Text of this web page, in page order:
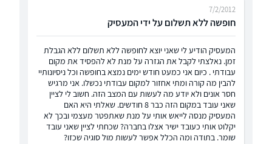
חופשה ללא תשלום על ידי המעסיק
7/2/2012
המעסיק הודיע לי שאני יוצא לחופשה ללא תשלום ללא הגבלת
זמן. נאלצתי לקבל את הגזרה על מנת לא להפסיד את מקום
עבודתי . כיום אני כמעט חודש ימים נמצא בחופשה וכל ניסיונותיי
להבין מה קורה ומתי אחזור למקום עבודתי נכשלו. אני מרגיש
חסר אונים ולא יודע מה לעשות עם המצב הזה. חשוב לי לציין
שאני עובד במקום הזה כבר 8 חודשים. שאלתי היא האם
המעסיק מנסה לייאש אותי על מנת שאתפטר מעצמי ובכך לא
יקלוט אותי כעובד ישיר אצלו בחברה? שכחתי לציין שאני עובד
שומר. בתודה ומה הכלל אפשר לעשות מול סוגיה שכזו?